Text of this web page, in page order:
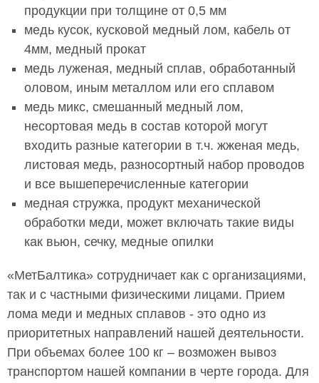
продукции при толщине от 0,5 мм
медь кусок, кусковой медный лом, кабель от
4мм, медный прокат
медь луженая, медный сплав, обработанный
оловом, иным металлом или его сплавом
медь микс, смешанный медный лом,
несортовая медь в состав которой могут
входить разные категории в т.ч. жженая медь,
листовая медь, разносортный набор проводов
и все вышеперечисленные категории
медная стружка, продукт механической
обработки меди, может включать такие виды
как вьюн, сечку, медные опилки
«МетБалтика» сотрудничает как с организациями,
так и с частными физическими лицами. Прием
лома меди и медных сплавов - это одно из
приоритетных направлений нашей деятельности.
При объемах более 100 кг – возможен вывоз
транспортом нашей компании в черте города. Для